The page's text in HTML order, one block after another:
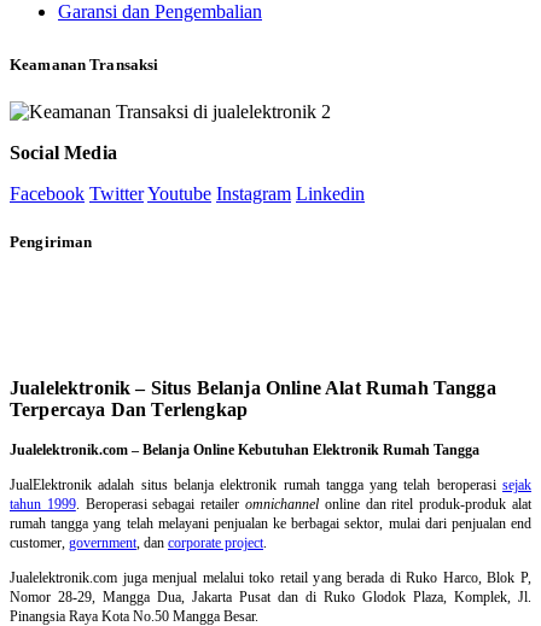
Garansi dan Pengembalian
Keamanan Transaksi
Social Media
Facebook TwitterYoutube Instagram Linkedin
Pengiriman
Jualelektronik – Situs Belanja Online Alat Rumah Tangga
Terpercaya Dan Terlengkap
Jualelektronik.com – Belanja Online Kebutuhan Elektronik Rumah Tangga
JualElektronik adalah situs belanja elektronik rumah tanggayang telah beroperasisejak
tahun 1999. Beroperasi sebagai retaileromnichannel online dan ritel produk-produk alat
rumah tangga yang telah melayani penjualan ke berbagai sektor, mulai dari penjualan end
customer, government , dan corporate project
Jualelektronik.com juga menjual melalui toko retail yang berada di Ruko Harco, Blok P,
Nomor 28-29, Mangga Dua, Jakarta Pusat dan di Ruko Glodok Plaza, Komplek, Jl.
Pinangsia Raya Kota No.50 Mangga Besar.